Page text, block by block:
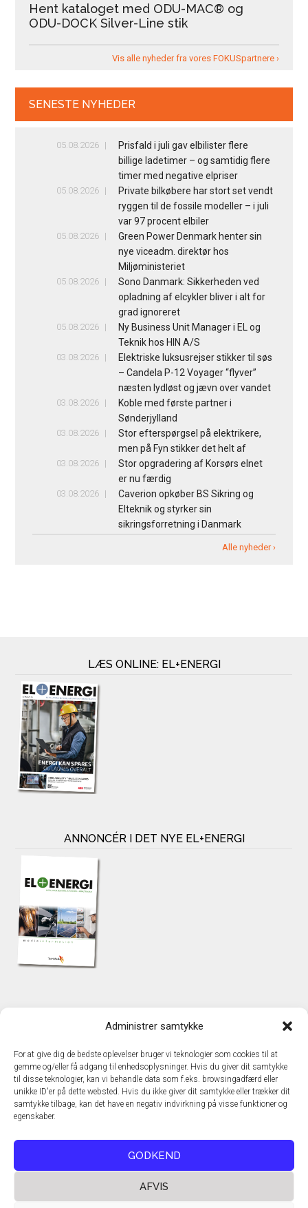
Administrer samtykke
For at give dig de bedste oplevelser bruger vi teknologier som cookies til at
gemme og/eller få adgang til enhedsoplysninger. Hvis du giver dit samtykke
til disse teknologier, kan vi behandle data som f.eks. browsingadfærd eller
unikke ID'er på dette websted. Hvis du ikke giver dit samtykke eller trækker dit
samtykke tilbage, kan det have en negativ indvirkning på visse funktioner og
egenskaber.
GODKEND
AFVIS
Hent kataloget med ODU-MAC® og
ODU-DOCK Silver-Line stik
Vis alle nyheder fra vores FOKUSpartnere ›
SENESTE NYHEDER
05.08.2026
Prisfald i juli gav elbilister flere
billige ladetimer – og samtidig flere
timer med negative elpriser
05.08.2026
Private bilkøbere har stort set vendt
ryggen til de fossile modeller – i juli
var 97 procent elbiler
05.08.2026
Green Power Denmark henter sin
nye viceadm. direktør hos
Miljøministeriet
05.08.2026
Sono Danmark: Sikkerheden ved
opladning af elcykler bliver i alt for
grad ignoreret
05.08.2026
Ny Business Unit Manager i EL og
Teknik hos HIN A/S
03.08.2026
Elektriske luksusrejser stikker til søs
– Candela P-12 Voyager “flyver”
næsten lydløst og jævn over vandet
03.08.2026
Koble med første partner i
Sønderjylland
03.08.2026
Stor efterspørgsel på elektrikere,
men på Fyn stikker det helt af
03.08.2026
Stor opgradering af Korsørs elnet
er nu færdig
03.08.2026
Caverion opkøber BS Sikring og
Elteknik og styrker sin
sikringsforretning i Danmark
Alle nyheder ›
LÆS ONLINE: EL+ENERGI
ANNONCÉR I DET NYE EL+ENERGI
TechMedia A/S
DK – 2600 Glostrup
www.techmedia.dk
Telefon: +45 43 24 26 28
E-mail:info@techmedia.dk